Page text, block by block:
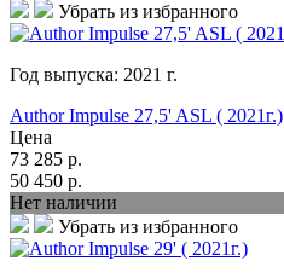
Убрать из избранного
Год выпуска: 2021 г.
Author Impulse 27,5' ASL ( 2021г.)
Цена
73 285 р.
50 450 р.
Нет наличии
Убрать из избранного